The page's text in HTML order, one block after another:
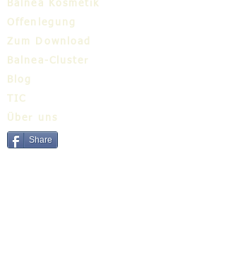
Balnea Kosmetik
Offenlegung
Zum Download
Balnea-Cluster
Blog
TIC
Über uns
Share